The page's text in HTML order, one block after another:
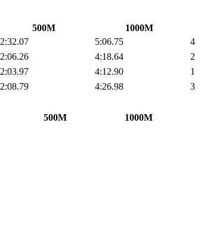
500M 1000M
2:32.07 5:06.75
4
2:06.26 4:18.64
2
2:03.97 4:12.90
1
2:08.79 4:26.98
3
500M 1000M